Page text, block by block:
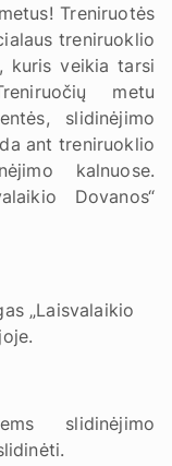
Treniruotės
treniruoklio
kuris veikia tarsi
metu
slidinėjimo
ant treniruoklio
kalnuose.
Dovanos“
„Laisvalaikio
slidinėjimo